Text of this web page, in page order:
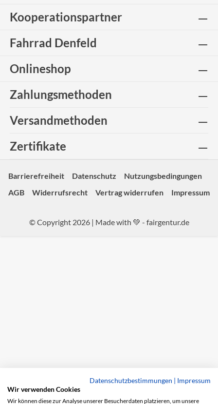
Kooperationspartner
Fahrrad Denfeld
Onlineshop
Zahlungsmethoden
Versandmethoden
Zertifikate
Barrierefreiheit Datenschutz
Nutzungsbedingungen
AGB
Widerrufsrecht Vertrag widerrufen Impressum
© Copyright 2026 | Made with 💚 - fairgentur.de
Datenschutzbestimmungen | Impressum
Wir verwenden Cookies
Wir können diese zur Analyse unserer Besucherdaten platzieren, um unsere